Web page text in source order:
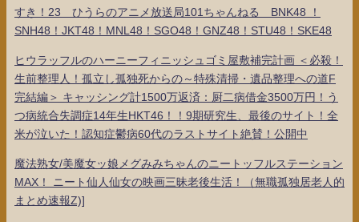
すき！23 ひうらのアニメ放送局101ちゃんねる BNK48 ！
SNH48！JKT48！MNL48！SGO48！GNZ48！STU48！SKE48
ヒウラッフルのハーニーフィニッシュゴミ屋敷補完計画 ＜必殺！
生前整理人！孤立し孤独死からの～特殊清掃・遺品整理への道F
完結編＞ キャッシング計1500万返済：厨二病借金3500万円！う
つ病統合失調症14年生HKT46！！9期研究生、最後のサイト！全
米が泣いた！認知症鬱病60代のラストサイト絶賛！公開中
魔法熟女/美魔女ッ娘メグみみちゃんのニートッフルステーション
MAX！ ニート仙人仙女の映画三昧老後生活！（無職孤独居老人的
まとめ速報Z)]